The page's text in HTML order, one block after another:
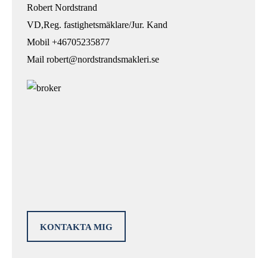
KONTAKTA MIG
Robert Nordstrand
VD,Reg. fastighetsmäklare/Jur. Kand
Mobil +46705235877
Mail robert@nordstrandsmakleri.se